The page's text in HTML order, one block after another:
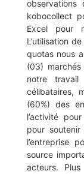
observations
kobocollect
Excel pour
L’utilisation
quotas nous
(03) marchés
notre
célibataires,
(60%) des
l’activité
pour
l’entreprise
source
acteurs.